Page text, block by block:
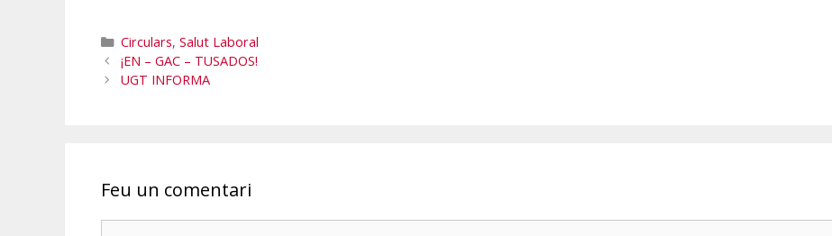
e
b
o
itt
er
at
s
A
m
p
Categories
Circulars, Salut Laboral
¡EN – GAC – TUSADOS!
UGT INFORMA
Feu un comentari